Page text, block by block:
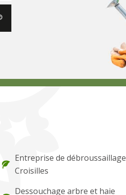
Entreprise de débroussaillage
Croisilles
Dessouchage arbre et haie